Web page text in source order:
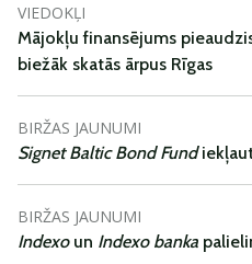
VIEDOKĻI
Mājokļu finansējums
biežāk skatās ārpus Rīgas
BIRŽAS JAUNUMI
Signet Baltic Bond Fund
BIRŽAS JAUNUMI
Indexoun Indexo banka